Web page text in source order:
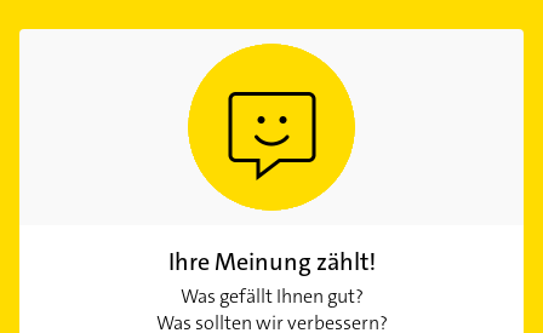
Ihre Meinung zählt!
Was gefällt Ihnen gut?
Was sollten wir verbessern?